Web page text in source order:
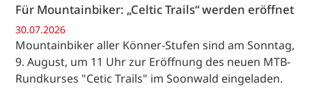
Für Mountainbiker: „Celtic Trails“ werden eröffnet
30.07.2026
Mountainbiker aller Könner-Stufen sind am Sonntag,
9. August, um 11 Uhr zur Eröffnung des neuen MTB-
Rundkurses "Cetic Trails" im Soonwald eingeladen.